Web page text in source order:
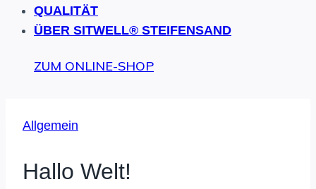
QUALITÄT
ÜBER SITWELL® STEIFENSAND
ZUM ONLINE-SHOP
Allgemein
Hallo Welt!